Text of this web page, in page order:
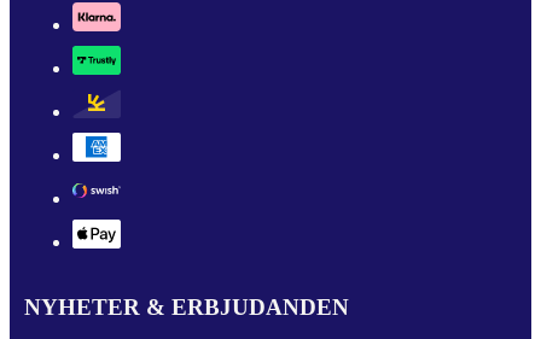
NYHETER & ERBJUDANDEN